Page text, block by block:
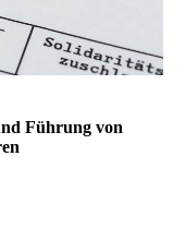
Führung von